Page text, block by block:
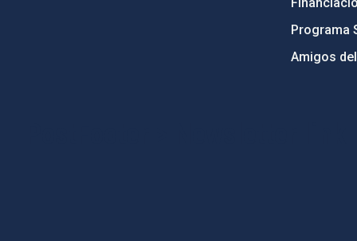
Programa
Amigos